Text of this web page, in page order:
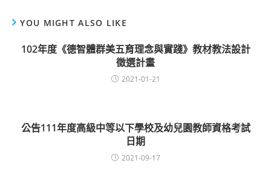
YOU MIGHT ALSO LIKE
102年度《德智體群美五育理念與實踐》教材教法設計
徵選計畫
2021-01-21
公告111年度高級中等以下學校及幼兒園教師資格考試
日期
2021-09-17